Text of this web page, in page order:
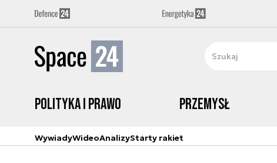
Polityka i prawo Przemysł
WywiadyWideoAnalizyStarty rakiet